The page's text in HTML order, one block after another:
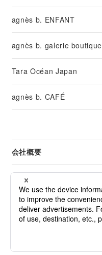
agnès b. ENFANT
agnès b. galerie boutique
Tara Océan Japan
agnès b. CAFÉ
会社概要
リーガル
カスタマーサービス